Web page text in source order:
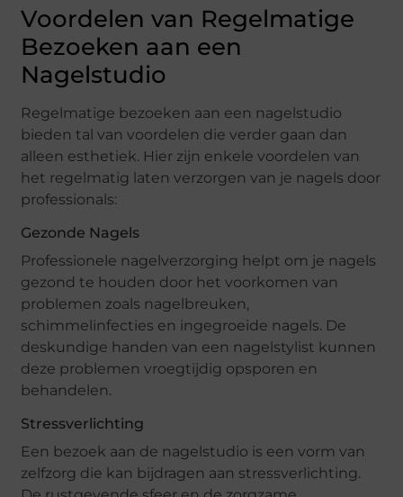
Voordelen van Regelmatige
Bezoeken aan een
Nagelstudio
Regelmatige bezoeken aan een nagelstudio
bieden tal van voordelen die verder gaan dan
alleen esthetiek. Hier zijn enkele voordelen van
het regelmatig laten verzorgen van je nagels door
professionals:
Gezonde Nagels
Professionele nagelverzorging helpt om je nagels
gezond te houden door het voorkomen van
problemen zoals nagelbreuken,
schimmelinfecties en ingegroeide nagels. De
deskundige handen van een nagelstylist kunnen
deze problemen vroegtijdig opsporen en
behandelen.
Stressverlichting
Een bezoek aan de nagelstudio is een vorm van
zelfzorg die kan bijdragen aan stressverlichting.